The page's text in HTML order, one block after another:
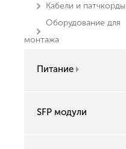
Кабели и патчкорды
Оборудование для
монтажа
Питание
SFP модули